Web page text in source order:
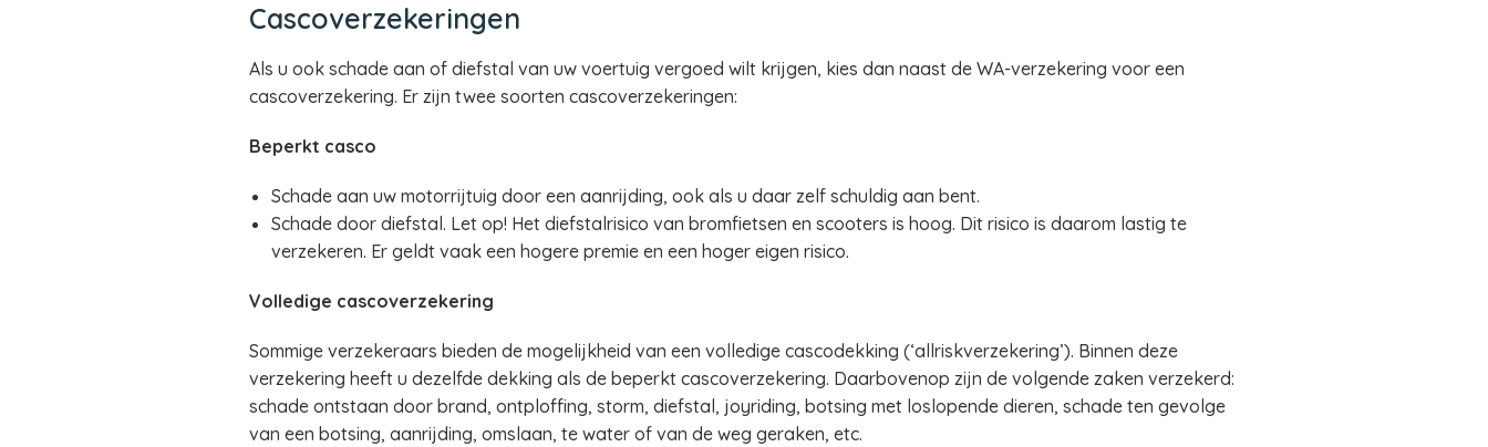
Cascoverzekeringen
Als u ook schade aan of diefstal van uw voertuig vergoed wilt krijgen, kies dan naast de WA-verzekering voor een
cascoverzekering. Er zijn twee soorten cascoverzekeringen:
Beperkt casco
Schade aan uw motorrijtuig door een aanrijding, ook als u daar zelf schuldig aan bent.
Schade door diefstal. Let op! Het diefstalrisico van bromfietsen en scooters is hoog. Dit risico is daarom lastig te
verzekeren. Er geldt vaak een hogere premie en een hoger eigen risico.
Volledige cascoverzekering
Sommige verzekeraars bieden de mogelijkheid van een volledige cascodekking (‘allriskverzekering’). Binnen deze
verzekering heeft u dezelfde dekking als de beperkt cascoverzekering. Daarbovenop zijn de volgende zaken verzekerd:
schade ontstaan door brand, ontploffing, storm, diefstal, joyriding, botsing met loslopende dieren, schade ten gevolge
van een botsing, aanrijding, omslaan, te water of van de weg geraken, etc.